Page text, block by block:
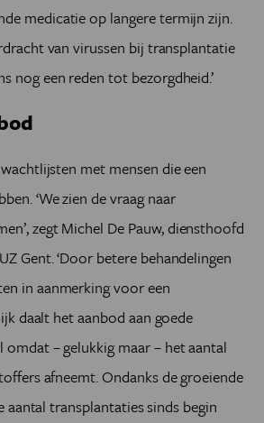
medicatie op langere termijn zijn.
van virussen bij transplantatie
nog een reden tot bezorgdheid.’
met mensen die een
‘We zien de vraag naar
zegt Michel De Pauw, diensthoofd
Gent. ‘Door betere behandelingen
in aanmerking voor een
daalt het aanbod aan goede
– gelukkig maar – het aantal
afneemt. Ondanks de groeiende
aantal transplantaties sinds begin